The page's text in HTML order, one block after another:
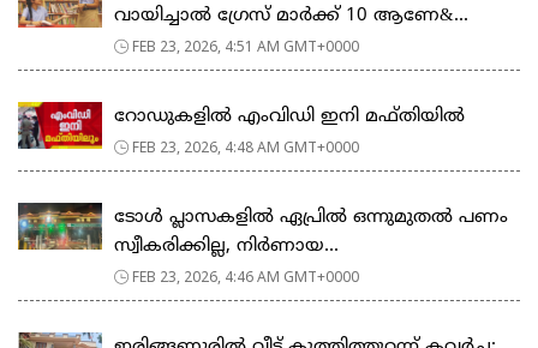
വായിച്ചാല്‍ ഗ്രേസ് മാര്‍ക്ക് 10 ആണേ&...
FEB 23, 2026, 4:51 AM GMT+0000
റോഡുകളില്‍ എംവിഡി ഇനി മഫ്തിയില്‍
FEB 23, 2026, 4:48 AM GMT+0000
ടോള്‍ പ്ലാസകളില്‍ ഏപ്രില്‍ ഒന്നുമുതല്‍ പണം
സ്വീകരിക്കില്ല, നിര്‍ണായ...
FEB 23, 2026, 4:46 AM GMT+0000